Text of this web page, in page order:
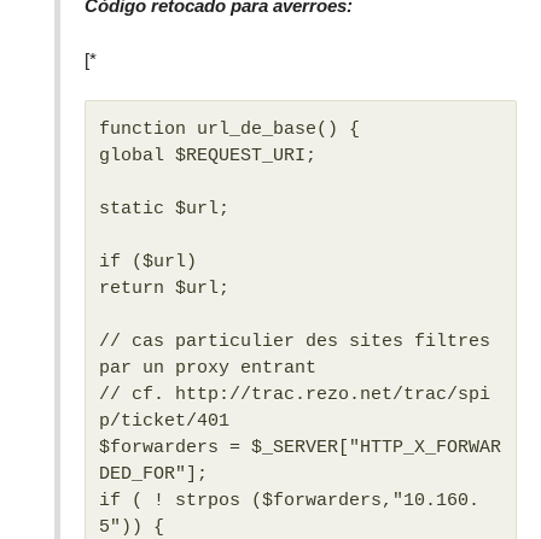
Código retocado para averroes:
[*
function url_de_base() {
global $REQUEST_URI;
static $url;
if ($url)
return $url;
// cas particulier des sites filtres
par un proxy entrant
// cf. http://trac.rezo.net/trac/spi
p/ticket/401
$forwarders = $_SERVER["HTTP_X_FORWAR
DED_FOR"];
if ( ! strpos ($forwarders,"10.160.
5")) {